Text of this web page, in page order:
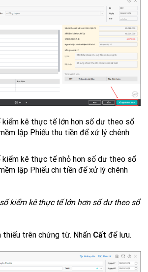
kiểm kê thực tế lớn hơn số dư theo sổ
lập Phiếu thu tiền để xử lý chênh
kiểm kê thực tế nhỏ hơn số dư theo sổ
lập Phiếu chi tiền để xử lý chênh
kiểm kê thực tế lớn hơn số dư theo sổ
thiếu trên chứng từ. Nhấn Cất để lưu.